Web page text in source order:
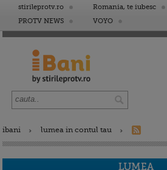
stirileprotv.ro Romania, te iubesc
PROTV NEWS
VOYO
ibani lumea in contul tau